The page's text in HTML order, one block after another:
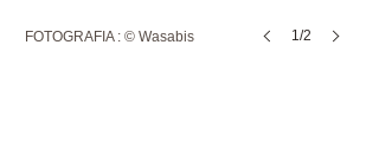
1/2
FOTOGRAFIA : © Wasabis